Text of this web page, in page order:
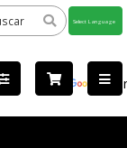
by